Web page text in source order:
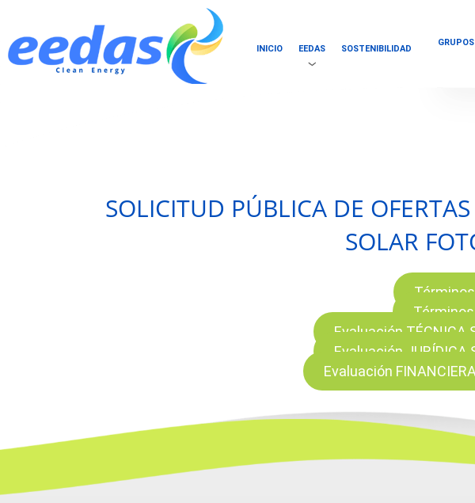
INICIO EEDAS SOSTENIBILIDAD
SOLICITUD PÚBLICA DE
SOLAR
Evaluación TÉCNICA
Evaluación
Evaluación